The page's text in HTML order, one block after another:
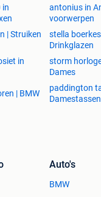
in
antonius in
voorwerpen
| Struiken
stella
Drinkglazen
in
storm
Dames
| BMW
paddington
Damestassen
Auto's
BMW